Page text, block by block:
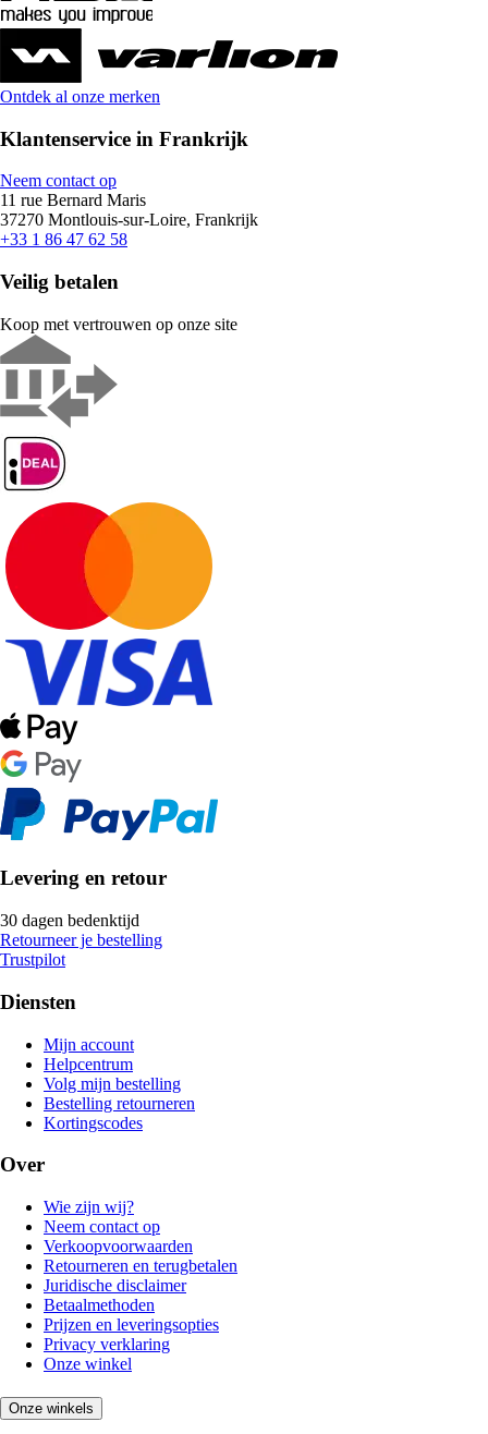
Ontdek al onze merken
Klantenservice in Frankrijk
Neem contact op
11 rue Bernard Maris
37270 Montlouis-sur-Loire, Frankrijk
+33 1 86 47 62 58
Veilig betalen
Koop met vertrouwen op onze site
Levering en retour
30 dagen bedenktijd
Retourneer je bestelling
Trustpilot
Diensten
Mijn account
Helpcentrum
Volg mijn bestelling
Bestelling retourneren
Kortingscodes
Over
Wie zijn wij?
Neem contact op
Verkoopvoorwaarden
Retourneren en terugbetalen
Juridische disclaimer
Betaalmethoden
Prijzen en leveringsopties
Privacy verklaring
Onze winkel
Onze winkels